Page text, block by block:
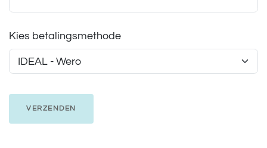
Kies betalingsmethode
VERZENDEN